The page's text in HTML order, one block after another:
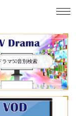
ラマ50音別検索